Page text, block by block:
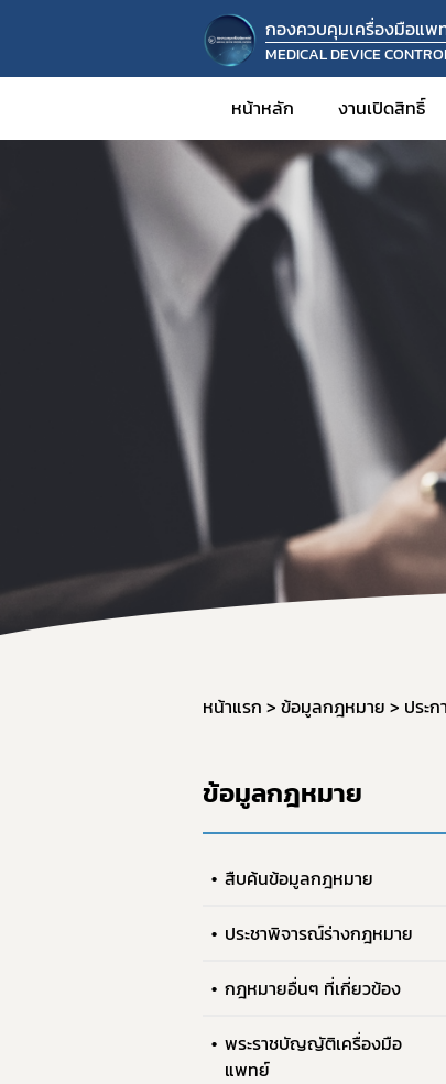
กองควบคุมเครื่องมือแพ
MEDICAL DEVICE
หน้าหลัก งานเปิดสิทธิ์
หน้าแรก ข้อมูลกฎหมาย ประ
ข้อมูลกฎหมาย
สืบค้นข้อมูลกฎหมาย
ประชาพิจารณ์ร่างกฎหมาย
กฎหมายอื่นๆ ที่เกี่ยวข้อง
พระราชบัญญัติเครื่องมือ
แพทย์